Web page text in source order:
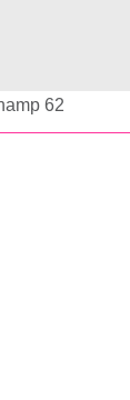
62